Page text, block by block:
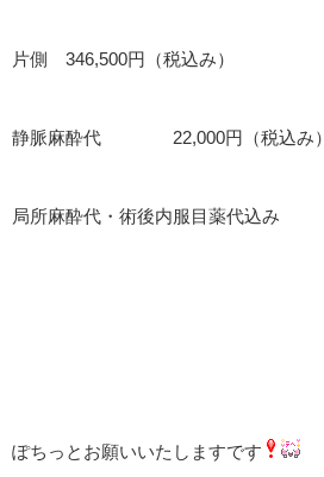
片側 346,500円（税込み）
静脈麻酔代 22,000円（税込み）
局所麻酔代・術後内服目薬代込み
ぽちっとお願いいたしますです